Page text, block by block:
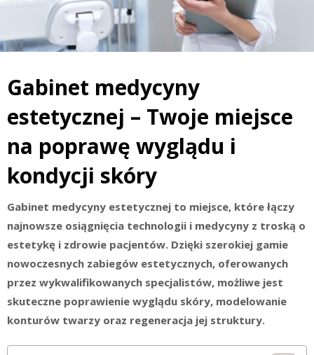
Gabinet medycyny
estetycznej – Twoje miejsce
na poprawę wyglądu i
kondycji skóry
Gabinet medycyny estetycznej to miejsce, które łączy
najnowsze osiągnięcia technologii i medycyny z troską o
estetykę i zdrowie pacjentów. Dzięki szerokiej gamie
nowoczesnych zabiegów estetycznych, oferowanych
przez wykwalifikowanych specjalistów, możliwe jest
skuteczne poprawienie wyglądu skóry, modelowanie
konturów twarzy oraz regeneracja jej struktury.